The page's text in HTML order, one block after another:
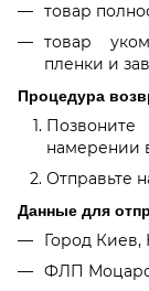
товар
товар
пленки и
Процедура
намерении
Отправьте
Данные для
Город Киев,
ФЛП